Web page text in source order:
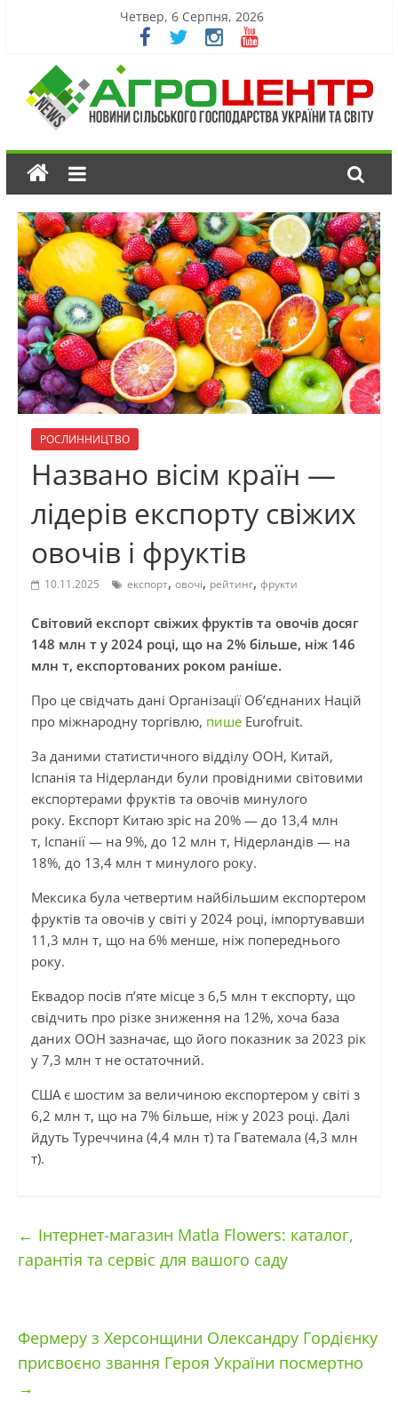
Четвер, 6 Серпня, 2026
РОСЛИННИЦТВО
Названо вісім країн —
лідерів експорту свіжих
овочів і фруктів
10.11.2025 експорт, овочі, рейтинг, фрукти
Світовий експорт свіжих фруктів та овочів досяг
148 млн т у 2024 році, що на 2% більше, ніж 146
млн т, експортованих роком раніше.
Про це свідчать дані Організації Об’єднаних Націй
про міжнародну торгівлю, пишеEurofruit.
За даними статистичного відділу ООН, Китай,
Іспанія та Нідерланди були провідними світовими
експортерами фруктів та овочів минулого
року. Експорт Китаю зріс на 20% — до 13,4 млн
т, Іспанії — на 9%, до 12 млн т, Нідерландів — на
18%, до 13,4 млн т минулого року.
Мексика була четвертим найбільшим експортером
фруктів та овочів у світі у 2024 році, імпортувавши
11,3 млн т, що на 6% менше, ніж попереднього
року.
Еквадор посів п’яте місце з 6,5 млн т експорту, що
свідчить про різке зниження на 12%, хоча база
даних ООН зазначає, що його показник за 2023 рік
у 7,3 млн т не остаточний.
США є шостим за величиною експортером у світі з
6,2 млн т, що на 7% більше, ніж у 2023 році. Далі
йдуть Туреччина (4,4 млн т) та Гватемала (4,3 млн
т).
← Інтернет-магазин Matla Flowers: каталог,
гарантія та сервіс для вашого саду
Фермеру з Херсонщини Олександру Гордієнку
присвоєно звання Героя України посмертно
→